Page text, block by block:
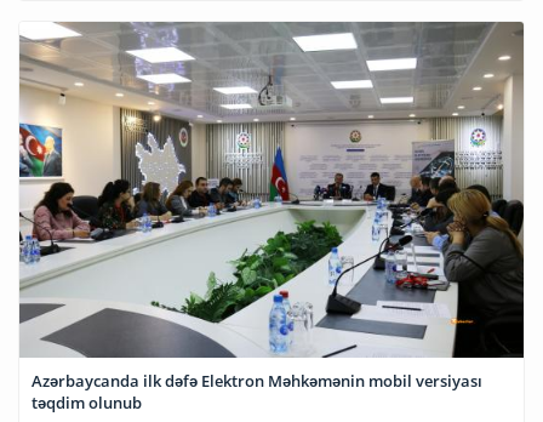
Azərbaycanda ilk dəfə Elektron Məhkəmənin mobil versiyası
təqdim olunub